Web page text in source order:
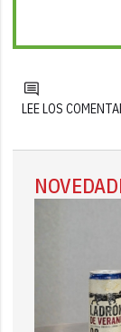
LEE LOS